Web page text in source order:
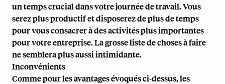
un temps crucial dans votre journée de travail. Vous
serez plus productif et disposerez de plus de temps
pour vous consacrer à des activités plus importantes
pour votre entreprise. La grosse liste de choses à faire
ne semblera plus aussi intimidante.
Inconvénients
Comme pour les avantages évoqués ci-dessus, les